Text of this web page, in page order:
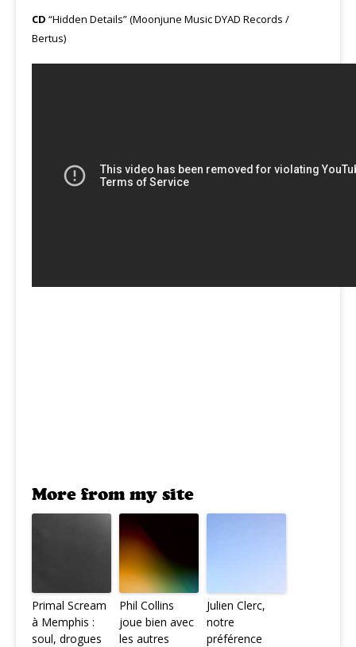
CD “Hidden Details” (Moonjune Music DYAD Records /
Bertus)
More from my site
Primal Scream
à Memphis :
soul, drogues
Phil Collins
joue bien avec
les autres
Julien Clerc,
notre
préférence